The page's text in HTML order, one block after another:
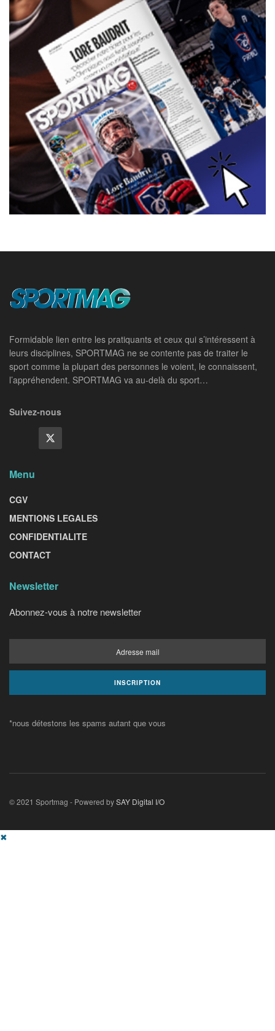
Formidable lien entre les pratiquants et ceux qui s’intéressent à
leurs disciplines, SPORTMAG ne se contente pas de traiter le
sport comme la plupart des personnes le voient, le connaissent,
l’appréhendent. SPORTMAG va au-delà du sport…
Suivez-nous
Menu
CGV
MENTIONS LEGALES
CONFIDENTIALITE
CONTACT
Newsletter
Abonnez-vous à notre newsletter
*nous détestons les spams autant que vous
© 2021 Sportmag - Powered bySAY Digital I/O
✖